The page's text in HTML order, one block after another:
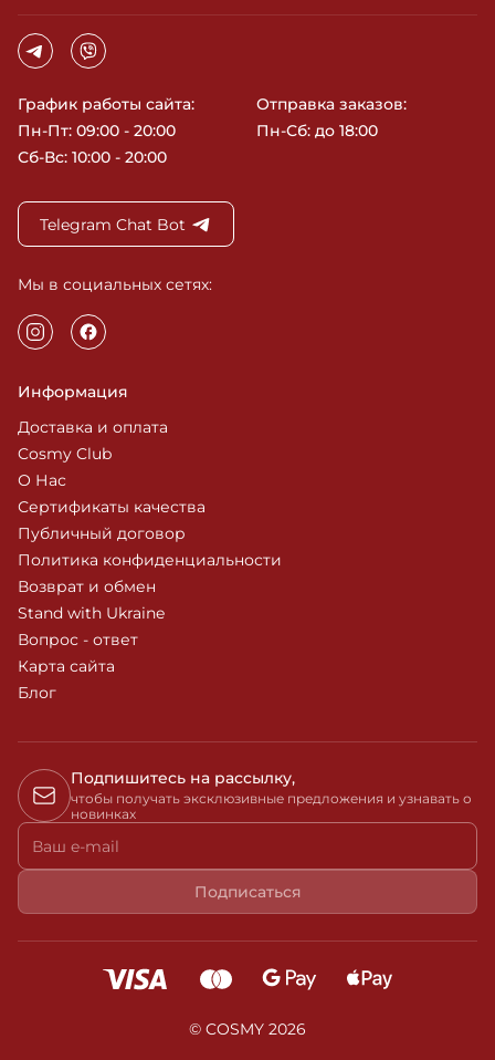
График работы сайта:
Пн-Пт: 09:00 - 20:00
Сб-Вс: 10:00 - 20:00
Отправка заказов:
Пн-Сб: до 18:00
Telegram Chat Bot
Мы в социальных сетях:
Информация
Доставка и оплата
Cosmy Club
О Нас
Сертификаты качества
Публичный договор
Политика конфиденциальности
Возврат и обмен
Stand with Ukraine
Вопрос - ответ
Карта сайта
Блог
Подпишитесь на рассылку,
чтобы получать эксклюзивные предложения и узнавать о
новинках
Ваш e-mail
Подписаться
© COSMY 2026